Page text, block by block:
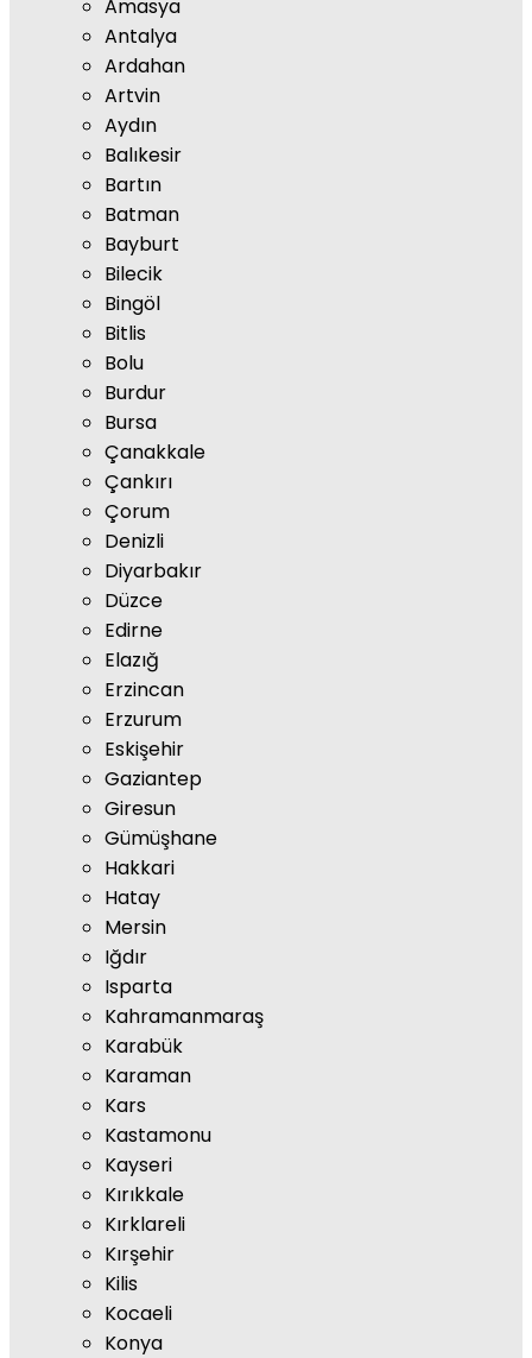
Amasya
Antalya
Ardahan
Artvin
Aydın
Balıkesir
Bartın
Batman
Bayburt
Bilecik
Bingöl
Bitlis
Bolu
Burdur
Bursa
Çanakkale
Çankırı
Çorum
Denizli
Diyarbakır
Düzce
Edirne
Elazığ
Erzincan
Erzurum
Eskişehir
Gaziantep
Giresun
Gümüşhane
Hakkari
Hatay
Mersin
Iğdır
Isparta
Kahramanmaraş
Karabük
Karaman
Kars
Kastamonu
Kayseri
Kırıkkale
Kırklareli
Kırşehir
Kilis
Kocaeli
Konya